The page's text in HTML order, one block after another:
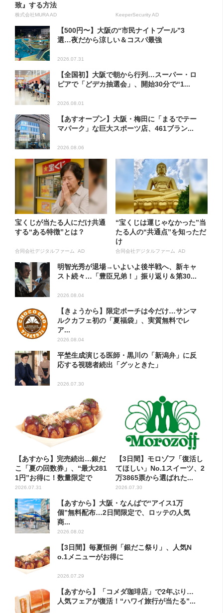
致』する方法
株式会社MURA AD KeeperSecurity AD
【500円〜】大阪の“市民ナイトプール”3
選…夜だから涼しい＆コスパ最強
2026.07.31
【全国初】大阪で朝から行列…スーパー・ロ
ピアで「どデカ抽選会」、開始30分で“1...
2026.08.01
【あすオープン】大阪・梅田に「まるでテー
マパーク」な巨大スポーツ店、461ブラン...
2026.08.06
宝くじが当たる人にだけ共通
する“ある特徴”とは？
合同会社デジタルファーム AD
“宝くじは運じゃなかった”当
たる人の“共通点”を知っただ
け
合同会社デジタルファーム AD
明智光秀が退場→いよいよ後半戦へ、新キャ
スト続々…「豊臣兄弟！」振り返り＆第30...
2026.08.04
【きょうから】限定ポーチは今だけ…サンマ
ルクカフェ初の「夏福袋」、実質無料でレ
ア...
2026.08.04
平埜生成演じる医師・黒川の「新潟弁」に反
応する視聴者続出「グッときた」
2026.07.30
【あすから】完売続出…銀だ
こ「夏の回数券」、“最大281
1円”お得に！数量限定で
2026.07.31
【3日間】モロゾフ「復活し
てほしい」No.1スイーツ、2
万3865票から選ばれた...
2026.07.30
【あすから】大阪・なんばで“アイス1万
個”無料配布…2日間限定で、ロッテの人気
商...
2026.08.02
【3日間】毎夏恒例「銀だこ祭り」、人気N
o.1メニューがお得に
2026.07.29
【あすから】「コメダ珈琲店」で2年ぶり…
人気フェアが復活！“ハワイ旅行が当たる”...